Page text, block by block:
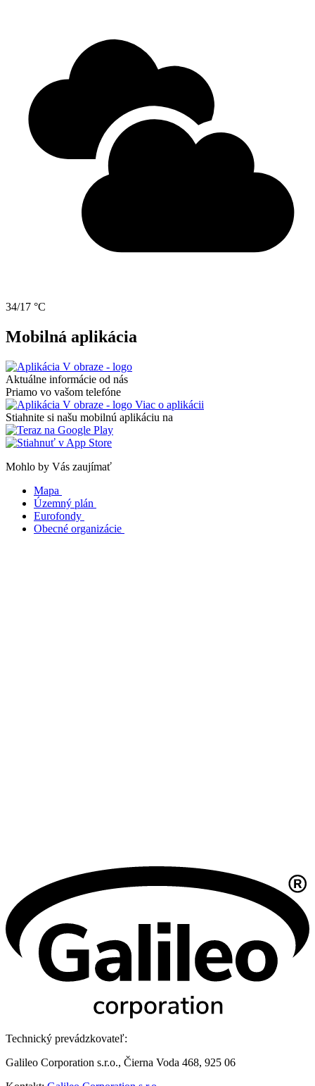
34/17 °C
Mobilná aplikácia
Aktuálne informácie od nás
Priamo vo vašom telefóne
Viac o aplikácii
Stiahnite si našu mobilnú aplikáciu na
Mohlo by Vás zaujímať
Mapa
Územný plán
Eurofondy
Obecné organizácie
Technický prevádzkovateľ:
Galileo Corporation s.r.o., Čierna Voda 468, 925 06